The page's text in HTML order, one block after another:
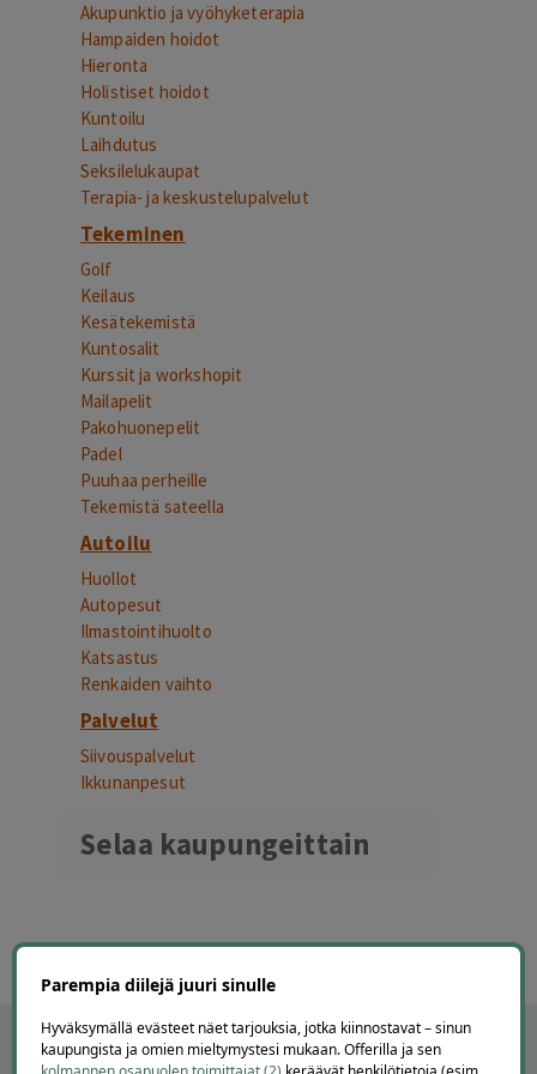
Akupunktio ja vyöhyketerapia
Hampaiden hoidot
Hieronta
Holistiset hoidot
Kuntoilu
Laihdutus
Seksilelukaupat
Terapia- ja keskustelupalvelut
Tekeminen
Golf
Keilaus
Kesätekemistä
Kuntosalit
Kurssit ja workshopit
Mailapelit
Pakohuonepelit
Padel
Puuhaa perheille
Tekemistä sateella
Autoilu
Huollot
Autopesut
Ilmastointihuolto
Katsastus
Renkaiden vaihto
Palvelut
Siivouspalvelut
Ikkunanpesut
Selaa kaupungeittain
Parempia diilejä juuri sinulle
Hyväksymällä evästeet näet tarjouksia, jotka kiinnostavat – sinun
kaupungista ja omien mieltymystesi mukaan. Offerilla ja sen